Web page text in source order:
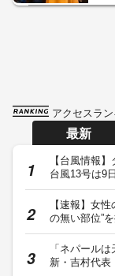
アクセスラ
最新
【台風情報
台風13号は9
【速報】女
の無い部位”
「ネパール
新・吉村代